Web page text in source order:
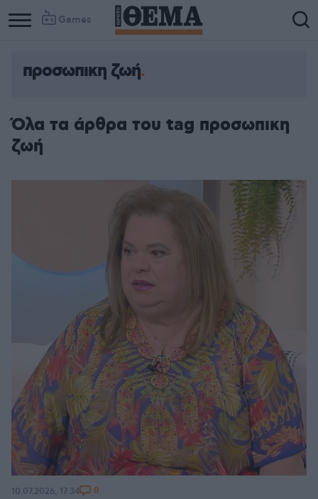
Games
προσωπικη ζωή
Όλα τα άρθρα του tag προσωπικη
ζωή
10.07.2026, 17:34 8